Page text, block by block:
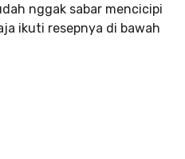
nggak sabar mencicipi
ikuti resepnya di bawah